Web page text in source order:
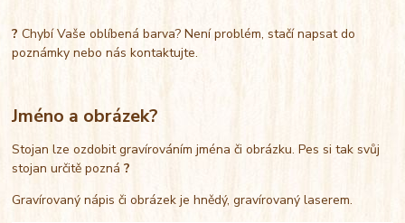
?Chybí Vaše oblíbená barva? Není problém, stačí napsat do
poznámky nebo nás kontaktujte.
Jméno a obrázek?
Stojan lze ozdobit gravírováním jména či obrázku. Pes si tak svůj
stojan určitě pozná?
Gravírovaný nápis či obrázek je hnědý, gravírovaný laserem.